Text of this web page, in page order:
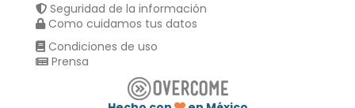
Seguridad de la información
Como cuidamos tus datos
Condiciones de uso
Prensa